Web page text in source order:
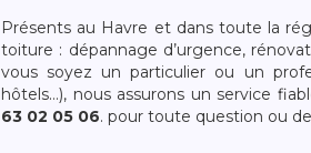
Présents au Havre et dans toute la
toiture : dépannage d’urgence,
vous soyez un particulier ou un
hôtels…), nous assurons un service
63 02 05 06. pour toute question ou